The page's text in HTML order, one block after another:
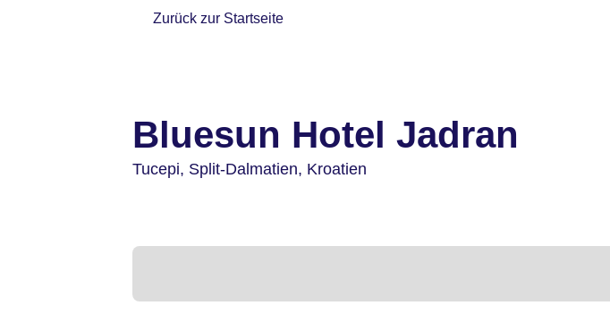
Zurück zur Startseite
Bluesun Hotel Jadran
Tucepi, Split-Dalmatien, Kroatien